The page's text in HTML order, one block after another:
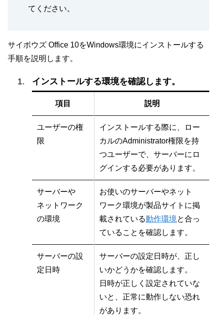
てください。
サイボウズ Office 10をWindows環境にインストールする
手順を説明します。
インストールする環境を確認します。
項目 説明
ユーザーの権
限
インストールする際に、ロー
カルのAdministrator権限を持
つユーザーで、サーバーにロ
グインする必要があります。
サーバーや
ネットワーク
の環境
お使いのサーバーやネット
ワーク環境が製品サイトに掲
載されている動作環境と合っ
ていることを確認します。
サーバーの設
定日時
サーバーの設定日時が、正し
いかどうかを確認します。
日時が正しく設定されていな
いと、正常に動作しない恐れ
があります。